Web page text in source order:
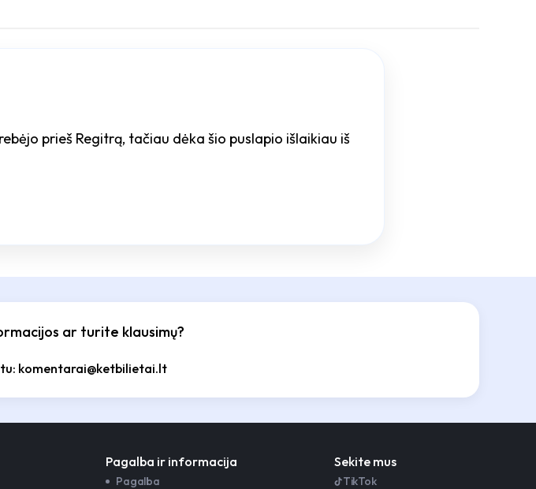
prieš Regitrą, tačiau dėka šio puslapio išlaikiau iš
ar turite klausimų?
komentarai@ketbilietai.lt
Pagalba ir informacija
Pagalba
Sekite mus
TikTok